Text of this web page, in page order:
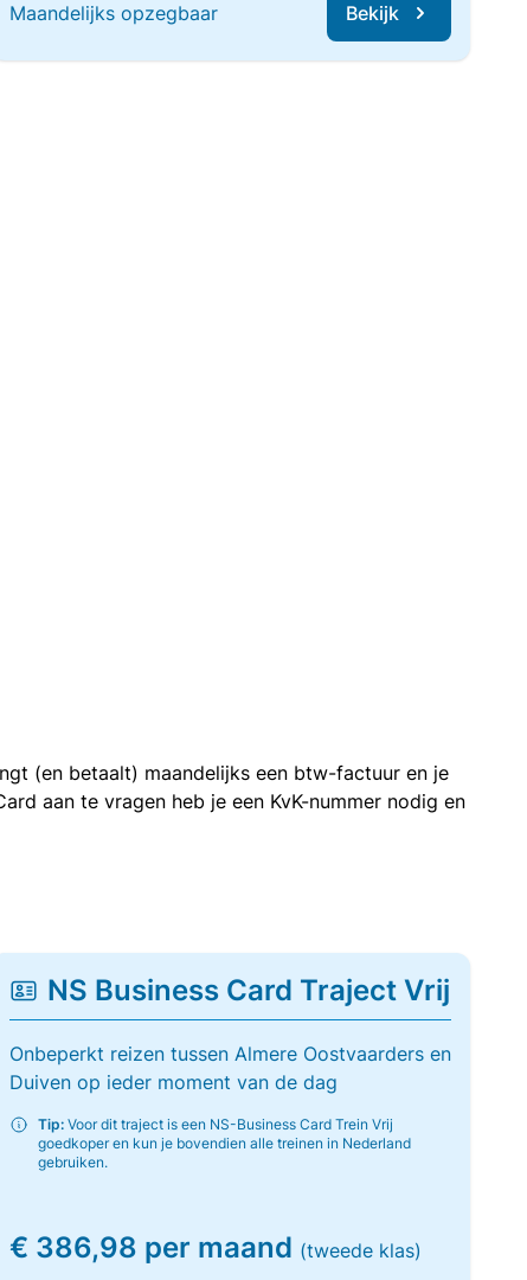
Maandelijks opzegbaar Bekijk
(en betaalt) maandelijks een btw-factuur en je
aan te vragen heb je een KvK-nummer nodig en
NS Business Card Traject Vrij
Onbeperkt reizen tussen Almere Oostvaarders en
Duiven op ieder moment van de dag
Tip:Voor dit traject is een NS-Business Card Trein Vrij
goedkoper en kun je bovendien alle treinen in Nederland
gebruiken.
€ 386,98 per maand (tweede klas)